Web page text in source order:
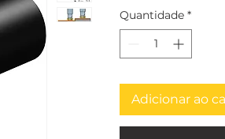
Quantidade *
Adicionar ao